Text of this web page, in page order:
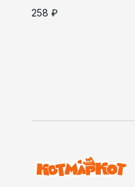
258 ₽
86